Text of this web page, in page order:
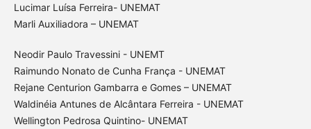
Lucimar Luísa Ferreira- UNEMAT
Marli Auxiliadora – UNEMAT
Neodir Paulo Travessini - UNEMT
Raimundo Nonato de Cunha França - UNEMAT
Rejane Centurion Gambarra e Gomes – UNEMAT
Waldinéia Antunes de Alcântara Ferreira - UNEMAT
Wellington Pedrosa Quintino- UNEMAT